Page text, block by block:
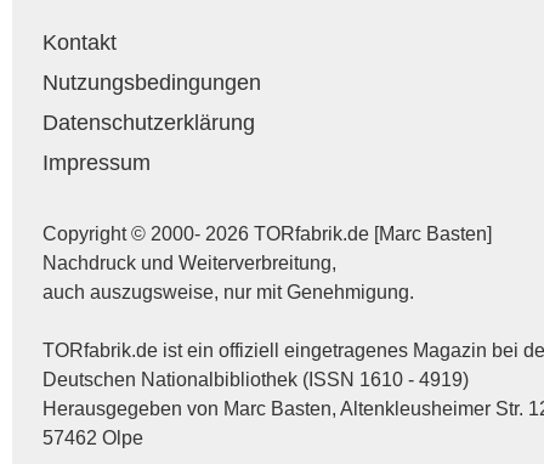
Kontakt
Nutzungsbedingungen
Datenschutzerklärung
Impressum
Copyright © 2000- 2026 TORfabrik.de [Marc Basten]
Nachdruck und Weiterverbreitung,
auch auszugsweise, nur mit Genehmigung.
TORfabrik.de ist ein offiziell eingetragenes Magazin bei
Deutschen Nationalbibliothek (ISSN 1610 - 4919)
Herausgegeben von Marc Basten, Altenkleusheimer Str.
57462 Olpe